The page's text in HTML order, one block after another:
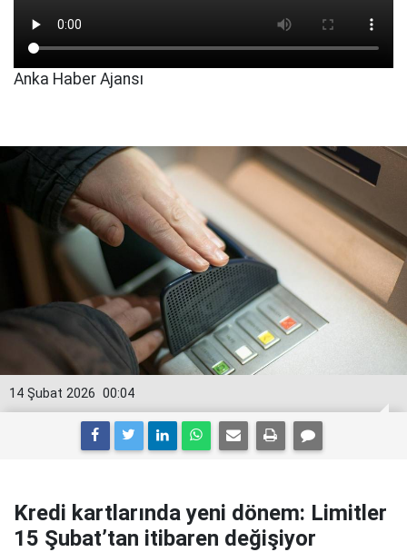
Anka Haber Ajansı
00:04
14 Şubat 2026
Kredi kartlarında yeni dönem: Limitler
15 Şubat’tan itibaren değişiyor